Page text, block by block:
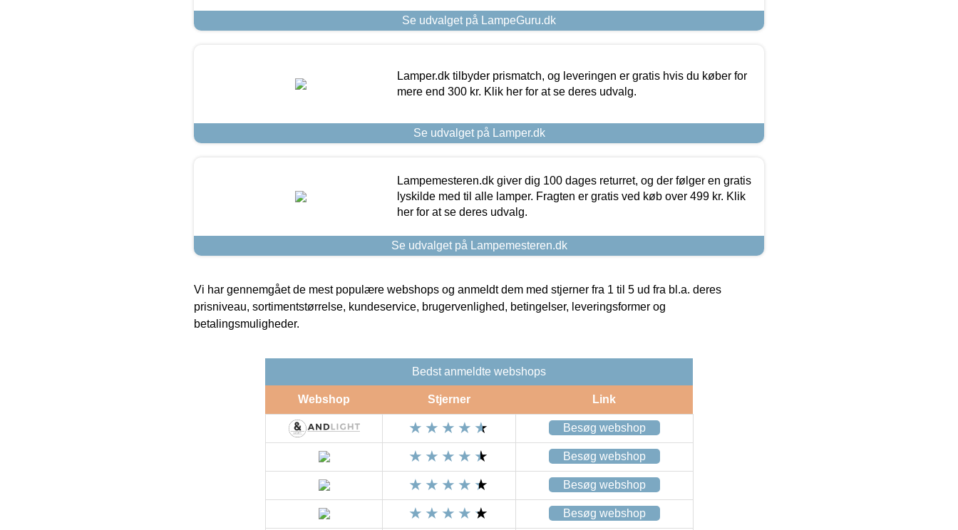
Se udvalget på LampeGuru.dk
Lamper.dk tilbyder prismatch, og leveringen er gratis hvis du køber for
mere end 300 kr. Klik her for at se deres udvalg.
Se udvalget på Lamper.dk
Lampemesteren.dk giver dig 100 dages returret, og der følger en gratis
lyskilde med til alle lamper. Fragten er gratis ved køb over 499 kr. Klik
her for at se deres udvalg.
Se udvalget på Lampemesteren.dk
Vi har gennemgået de mest populære webshops og anmeldt dem med stjerner fra 1 til 5 ud fra bl.a. deres
prisniveau, sortimentstørrelse, kundeservice, brugervenlighed, betingelser, leveringsformer og
betalingsmuligheder.
Bedst anmeldte webshops
Webshop Stjerner Link
Besøg webshop
Besøg webshop
Besøg webshop
Besøg webshop